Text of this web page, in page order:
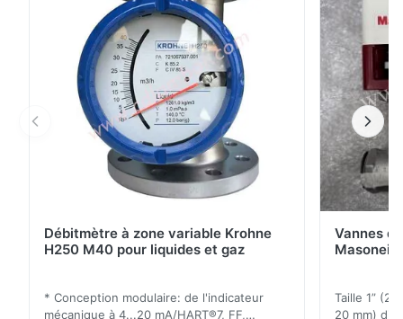
Débitmètre à zone variable Krohne
H250 M40 pour liquides et gaz
* Conception modulaire: de l'indicateur
mécanique à 4...20 mA/HART®7, FF,
Vannes
Taille 1”
20 mm)